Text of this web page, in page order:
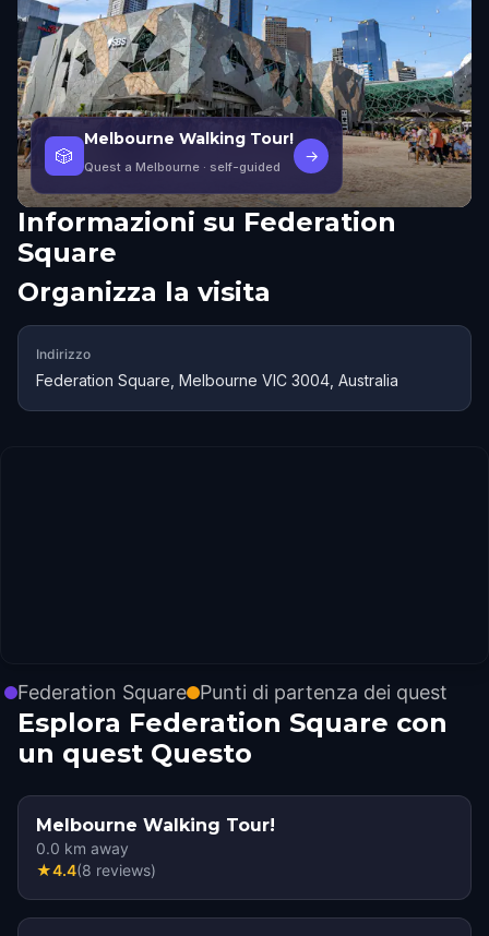
🎲
Melbourne Walking Tour!
Quest a Melbourne · self-guided
→
Informazioni su Federation
Square
Organizza la visita
Indirizzo
Federation Square, Melbourne VIC 3004, Australia
Federation Square Punti di partenza dei quest
Esplora Federation Square con
un quest Questo
Melbourne Walking Tour!
0.0 km away
★4.4(8 reviews)